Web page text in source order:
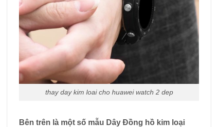
thay day kim loai cho huawei watch 2 dep
Bên trên là một số mẫu Dây Đồng hồ kim loại